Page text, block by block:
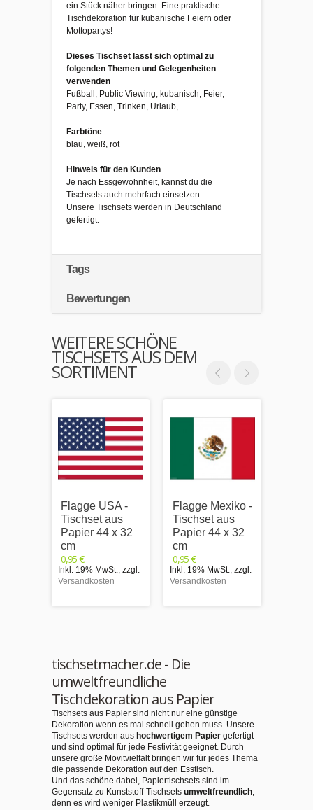
ein Stück näher bringen. Eine praktische
Tischdekoration für kubanische Feiern oder
Mottopartys!
Dieses Tischset lässt sich optimal zu
folgenden Themen und Gelegenheiten
verwenden
Fußball, Public Viewing, kubanisch, Feier,
Party, Essen, Trinken, Urlaub,...
Farbtöne
blau, weiß, rot
Hinweis für den Kunden
Je nach Essgewohnheit, kannst du die
Tischsets auch mehrfach einsetzen.
Unsere Tischsets werden in Deutschland
gefertigt.
Tags
Bewertungen
WEITERE SCHÖNE
TISCHSETS AUS DEM
SORTIMENT
Flagge USA -
Tischset aus
Papier 44 x 32
cm
0,95 €
Inkl. 19% MwSt., zzgl.
Versandkosten
Flagge Mexiko -
Tischset aus
Papier 44 x 32
cm
0,95 €
Inkl. 19% MwSt., zzgl.
Versandkosten
tischsetmacher.de - Die
umweltfreundliche
Tischdekoration aus Papier
Tischsets aus Papier sind nicht nur eine günstige
Dekoration wenn es mal schnell gehen muss. Unsere
Tischsets werden aus hochwertigem Papier gefertigt
und sind optimal für jede Festivität geeignet. Durch
unsere große Movitvielfalt bringen wir für jedes Thema
die passende Dekoration auf den Esstisch.
Und das schöne dabei, Papiertischsets sind im
Gegensatz zu Kunststoff-Tischsets umweltfreundlich,
denn es wird weniger Plastikmüll erzeugt.